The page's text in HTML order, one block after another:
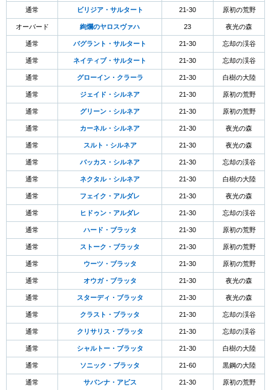
通常 ビリジア・サルタート 21-30 原初の荒野
オーバード 絢爛のヤロスヴァハ 23 夜光の森
通常 バグラント・サルタート 21-30 忘却の渓谷
通常 ネイティブ・サルタート 21-30 忘却の渓谷
通常 グローイン・クラーラ 21-30 白樹の大陸
通常 ジェイド・シルネア 21-30 原初の荒野
通常 グリーン・シルネア 21-30 原初の荒野
通常 カーネル・シルネア 21-30 夜光の森
通常 スルト・シルネア 21-30 夜光の森
通常 バッカス・シルネア 21-30 忘却の渓谷
通常 ネクタル・シルネア 21-30 白樹の大陸
通常 フェイク・アルダレ 21-30 夜光の森
通常 ヒドゥン・アルダレ 21-30 忘却の渓谷
通常 ハード・ブラッタ 21-30 原初の荒野
通常 ストーク・ブラッタ 21-30 原初の荒野
通常 ウーツ・ブラッタ 21-30 原初の荒野
通常 オウガ・ブラッタ 21-30 夜光の森
通常 スターディ・ブラッタ 21-30 夜光の森
通常 クラスト・ブラッタ 21-30 忘却の渓谷
通常 クリサリス・ブラッタ 21-30 忘却の渓谷
通常 シャルトー・ブラッタ 21-30 白樹の大陸
通常 ソニック・ブラッタ 21-60 黒鋼の大陸
通常 サバンナ・アピス 21-30 原初の荒野